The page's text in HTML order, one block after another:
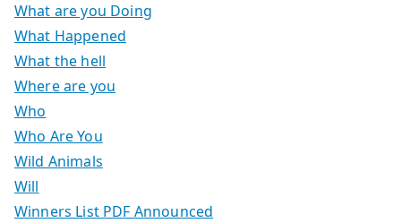
What are you Doing
What Happened
What the hell
Where are you
Who
Who Are You
Wild Animals
Will
Winners List PDF Announced